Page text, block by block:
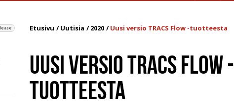
Etusivu Uutisia 2020 Uusi versio TRACS Flow -tuotteesta
UUSI VERSIO TRACS FLOW -
TUOTTEESTA